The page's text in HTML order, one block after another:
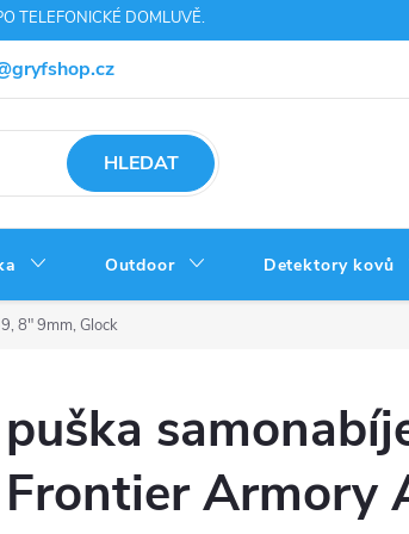
TELEFONICKÉ DOMLUVĚ.
Ochrana osobních údajů
HLEDAT
Outdoor Detektory kovů
8" 9mm, Glock
puška
Frontier Armory